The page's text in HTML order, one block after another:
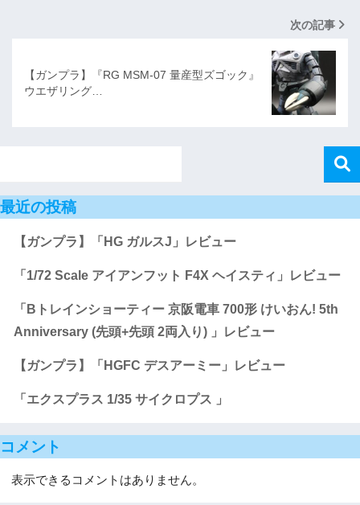
次の記事
【ガンプラ】『RG MSM-07 量産型ズゴック』
ウエザリング…
最近の投稿
【ガンプラ】「HG ガルスJ」レビュー
「1/72 Scale アイアンフット F4X ヘイスティ」レビュー
「Bトレインショーティー 京阪電車 700形 けいおん! 5th
Anniversary (先頭+先頭 2両入り) 」レビュー
【ガンプラ】「HGFC デスアーミー」レビュー
「エクスプラス 1/35 サイクロプス 」
コメント
表示できるコメントはありません。